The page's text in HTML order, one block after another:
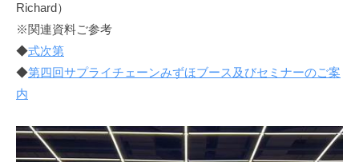
Richard）
※関連資料ご参考
◆式次第
◆第四回サプライチェーンみずほブース及びセミナーのご案
内